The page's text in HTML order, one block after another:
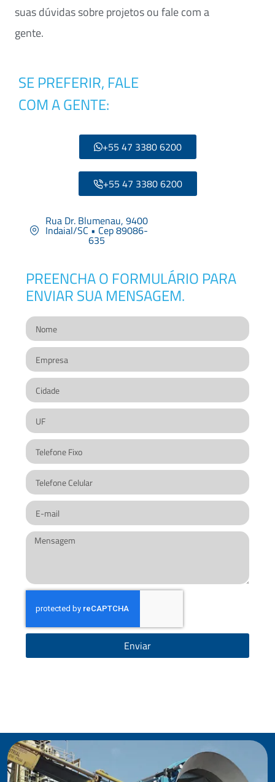
suas dúvidas sobre projetos ou fale com a
gente.
SE PREFERIR, FALE
COM A GENTE:
+55 47 3380 6200
+55 47 3380 6200
Rua Dr. Blumenau, 9400
Indaial/SC • Cep 89086-
635
PREENCHA O FORMULÁRIO PARA
ENVIAR SUA MENSAGEM.
Enviar